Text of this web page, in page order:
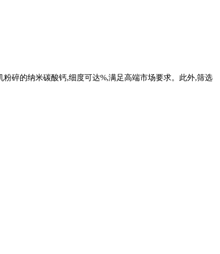
碎的纳米碳酸钙,细度可达%,满足高端市场要求。此外,筛选